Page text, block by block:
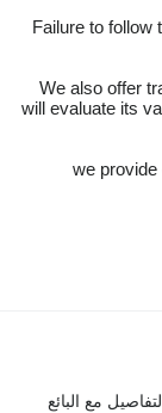
Failure to follow
We also offer
will evaluate its
– we
مع البائع